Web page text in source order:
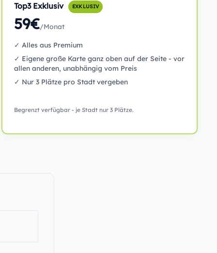
Top3 Exklusiv EXKLUSIV
59€/Monat
✓ Alles aus Premium
✓ Eigene große Karte ganz oben auf der Seite - vor
allen anderen, unabhängig vom Preis
✓ Nur 3 Plätze pro Stadt vergeben
Begrenzt verfügbar - je Stadt nur 3 Plätze.